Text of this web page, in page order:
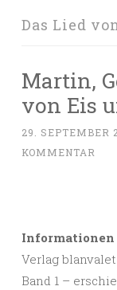
Das Lied
Martin,
von Eis
29. SEPTEMBER
KOMMENTAR
Informationen
Verlag blanvalet
Band 1 –